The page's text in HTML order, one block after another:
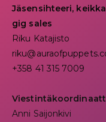
Jäsensihteeri,
gig sales
Riku Katajisto
+358 41 315 7009
Anni Saijonkivi